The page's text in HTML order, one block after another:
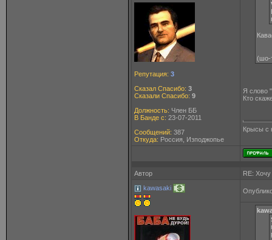
Репутация: 3
Сказал Спасибо: 3
Сказали Спасибо: 9
Должность: Член ББ
В Банде с: 23-07-2011
Сообщений: 387
Откуда: Россия, Изподжопье
(шо-
Я слово
Кто
Крысы с
Автор
RE: Хочу
kawasaki